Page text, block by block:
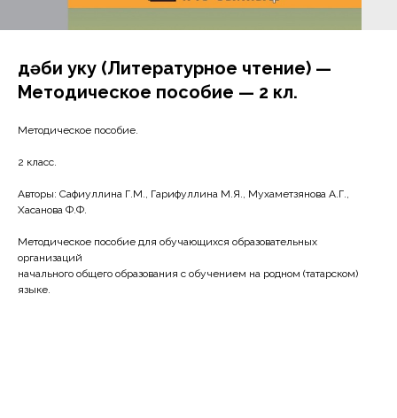
Әдәби уку (Литературное чтение) —
Методическое пособие — 2 кл.
Методическое пособие.
2 класс.
Авторы: Сафиуллина Г.М., Гарифуллина М.Я., Мухаметзянова А.Г.,
Хасанова Ф.Ф.
Методическое пособие для обучающихся образовательных
организаций
начального общего образования с обучением на родном (татарском)
языке.